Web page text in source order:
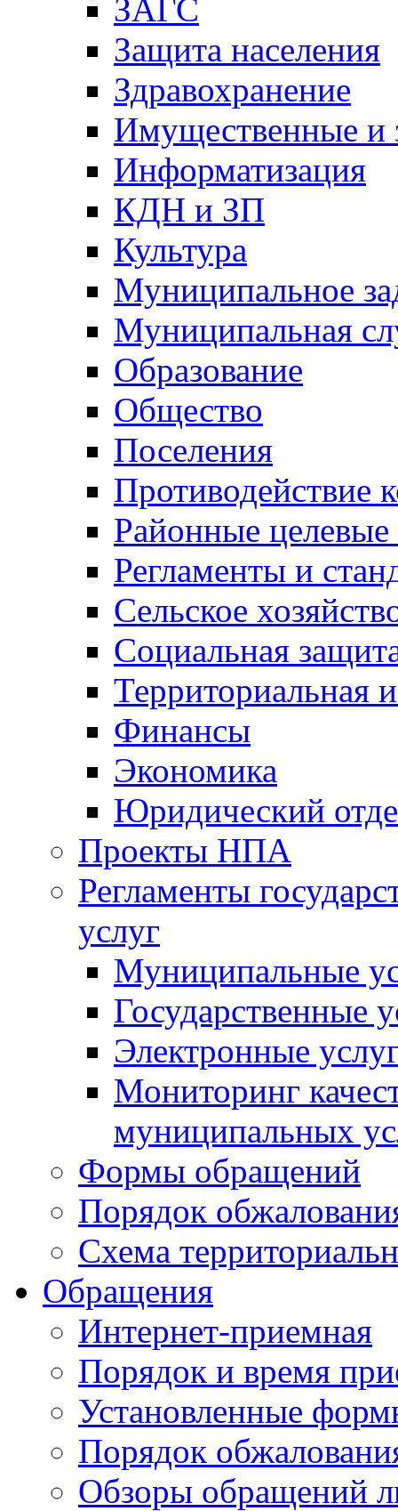
ЗАГС
Защита населения
Здравохранение
Имущественные и
Информатизация
КДН и ЗП
Культура
Муниципальное
Муниципальная
Образование
Общество
Поселения
Противодействие
Районные
Регламенты и
Сельское
Социальная
Территориальная
Финансы
Экономика
Юридический
Проекты НПА
Регламенты
услуг
Муниципальные
Государственные
Электронные
Мониторинг
муниципальных
Формы обращений
Порядок
Схема
Обращения
Интернет-приемная
Порядок и время
Установленные
Порядок
Обзоры обращений